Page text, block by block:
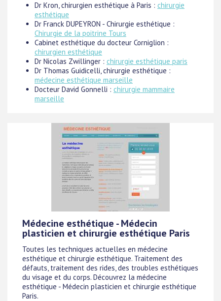
Dr Kron, chirurgien esthétique à Paris : chirurgie
esthétique
Dr Franck DUPEYRON - Chirurgie esthétique :
Chirurgie de la poitrine Tours
Cabinet esthétique du docteur Corniglion :
chirurgien esthétique
Dr Nicolas Zwillinger : chirurgie esthétique paris
Dr Thomas Guidicelli, chirurgie esthétique :
médecine esthétique marseille
Docteur David Gonnelli : chirurgie mammaire
marseille
Médecine esthétique - Médecin
plasticien et chirurgie esthétique Paris
Toutes les techniques actuelles en médecine
esthétique et chirurgie esthétique. Traitement des
défauts, traitement des rides, des troubles esthétiques
du visage et du corps. Découvrez la médecine
esthétique - Médecin plasticien et chirurgie esthétique
Paris.